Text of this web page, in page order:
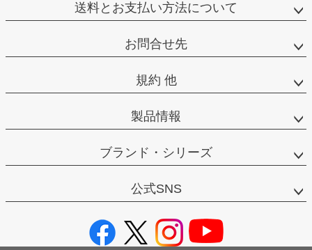
送料とお支払い方法について
お問合せ先
規約 他
製品情報
ブランド・シリーズ
公式SNS